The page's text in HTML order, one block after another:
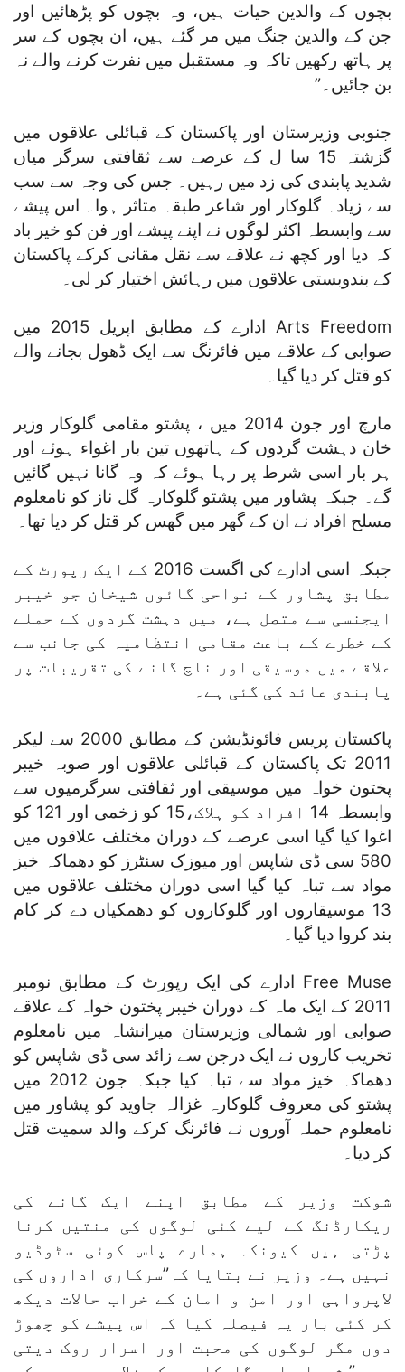
بچوں کے والدین حیات ہیں، وہ بچوں کو پڑھائیں اور
جن کے والدین جنگ میں مر گئے ہیں، ان بچوں کے سر
پر ہاتھ رکھیں تاکہ وہ مستقبل میں نفرت کرنے والے نہ
بن جائیں۔”
جنوبی وزیرستان اور پاکستان کے قبائلی علاقوں میں
گزشتہ 15 سا ل کے عرصے سے ثقافتی سرگر میاں
شدید پابندی کی زد میں رہیں۔ جس کی وجہ سے سب
سے زیادہ گلوکار اور شاعر طبقہ متاثر ہوا۔ اس پیشے
سے وابسطہ اکثر لوگوں نے اپنے پیشے اور فن کو خیر باد
کہ دیا اور کچھ نے علاقے سے نقل مقانی کرکے پاکستان
کے بندوبستی علاقوں میں رہائش اختیار کر لی۔
Arts Freedom ادارے کے مطابق اپریل 2015 میں
صوابی کے علاقے میں فائرنگ سے ایک ڈھول بجانے والے
کو قتل کر دیا گیا۔
مارچ اور جون 2014 میں ، پشتو مقامی گلوکار وزیر
خان دہشت گردوں کے ہاتھوں تین بار اغواء ہوئے اور
ہر بار اسی شرط پر رہا ہوئے کہ وہ گانا نہیں گائیں
گے۔ جبکہ پشاور میں پشتو گلوکارہ گل ناز کو نامعلوم
مسلح افراد نے ان کے گھر میں گھس کر قتل کر دیا تھا۔
جبکہ اسی ادارے کی اگست 2016 کے ایک رپورٹ کے
مطابق پشاور کے نواحی گائوں شیخان جو خیبر
ایجنسی سے متصل ہے، میں دہشت گردوں کے حملے
کے خطرے کے باعث مقامی انتظامیہ کی جانب سے
علاقے میں موسیقی اور ناچ گانے کی تقریبات پر
پابندی عائد کی گئی ہے۔
پاکستان پریس فائونڈیشن کے مطابق 2000 سے لیکر
2011 تک پاکستان کے قبائلی علاقوں اور صوبہ خیبر
پختون خواہ میں موسیقی اور ثقافتی سرگرمیوں سے
وابسطہ 14 افراد کو ہلاک،15 کو زخمی اور 121 کو
اغوا کیا گیا اسی عرصے کے دوران مختلف علاقوں میں
580 سی ڈی شاپس اور میوزک سنٹرز کو دھماکہ خیز
مواد سے تباہ کیا گیا اسی دوران مختلف علاقوں میں
13 موسیقاروں اور گلوکاروں کو دھمکیاں دے کر کام
بند کروا دیا گیا۔
Free Muse ادارے کی ایک رپورٹ کے مطابق نومبر
2011 کے ایک ماہ کے دوران خیبر پختون خواہ کے علاقے
صوابی اور شمالی وزیرستان میرانشاہ میں نامعلوم
تخریب کاروں نے ایک درجن سے زائد سی ڈی شاپس کو
دھماکہ خیز مواد سے تباہ کیا جبکہ جون 2012 میں
پشتو کی معروف گلوکارہ غزالہ جاوید کو پشاور میں
نامعلوم حملہ آوروں نے فائرنگ کرکے والد سمیت قتل
کر دیا۔
شوکت وزیر کے مطابق اپنے ایک گانے کی
ریکارڈنگ کے لیے کئی لوگوں کی منتیں کرنا
پڑتی ہیں کیونکہ ہمارے پاس کوئی سٹوڈیو
نہیں ہے۔ وزیر نے بتایا کہ”سرکاری اداروں کی
لاپرواہی اور امن و امان کے خراب حالات دیکھ
کر کئی بار یہ فیصلہ کیا کہ اس پیشے کو چھوڑ
دوں مگر لوگوں کی محبت اور اسرار روک دیتی